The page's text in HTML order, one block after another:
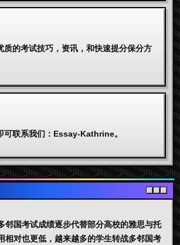
质的考试技巧，资讯，和快速提分保分方
可联系我们：Essay-Kathrine。
邻国考试成绩逐步代替部分高校的雅思与托
相对也更低，越来越多的学生转战多邻国考